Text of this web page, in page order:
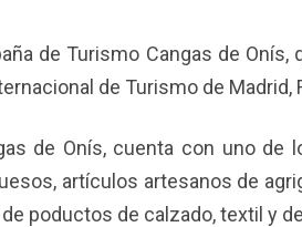
de Turismo Cangas de Onís,
de Turismo de Madrid,
de Onís, cuenta con uno de
artículos artesanos de
poductos de calzado, textil y